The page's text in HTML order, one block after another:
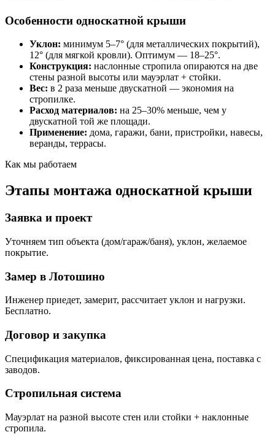
Особенности односкатной крыши
Уклон: минимум 5–7° (для металлических покрытий),
12° (для мягкой кровли). Оптимум — 18–25°.
Конструкция: наслонные стропила опираются на две
стены разной высоты или мауэрлат + стойки.
Вес: в 2 раза меньше двускатной — экономия на
стропилке.
Расход материалов: на 25–30% меньше, чем у
двускатной той же площади.
Применение: дома, гаражи, бани, пристройки, навесы,
веранды, террасы.
Как мы работаем
Этапы монтажа односкатной крыши
Заявка и проект
Уточняем тип объекта (дом/гараж/баня), уклон, желаемое
покрытие.
Замер в Лотошино
Инженер приедет, замерит, рассчитает уклон и нагрузки.
Бесплатно.
Договор и закупка
Спецификация материалов, фиксированная цена, поставка с
заводов.
Стропильная система
Мауэрлат на разной высоте стен или стойки + наклонные
стропила.